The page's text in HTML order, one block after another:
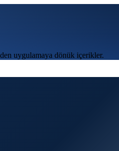
uygulamaya dönük içerikler.